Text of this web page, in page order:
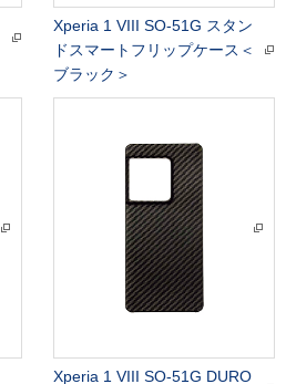
Xperia 1 VIII SO-51G スタン
ドスマートフリップケース＜
ブラック＞
Xperia 1 VIII SO-51G DURO